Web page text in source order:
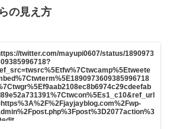
の見え方
twitter.com/mayupi0607/status/1890973